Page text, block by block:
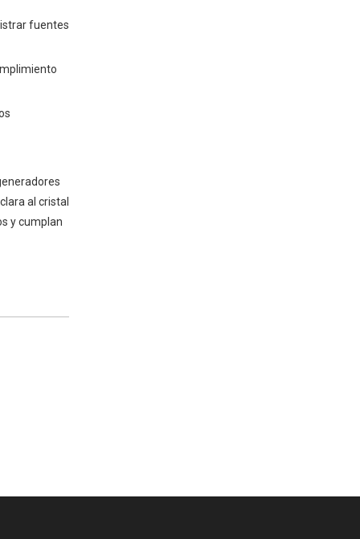
fuentes
al cristal
y cumplan